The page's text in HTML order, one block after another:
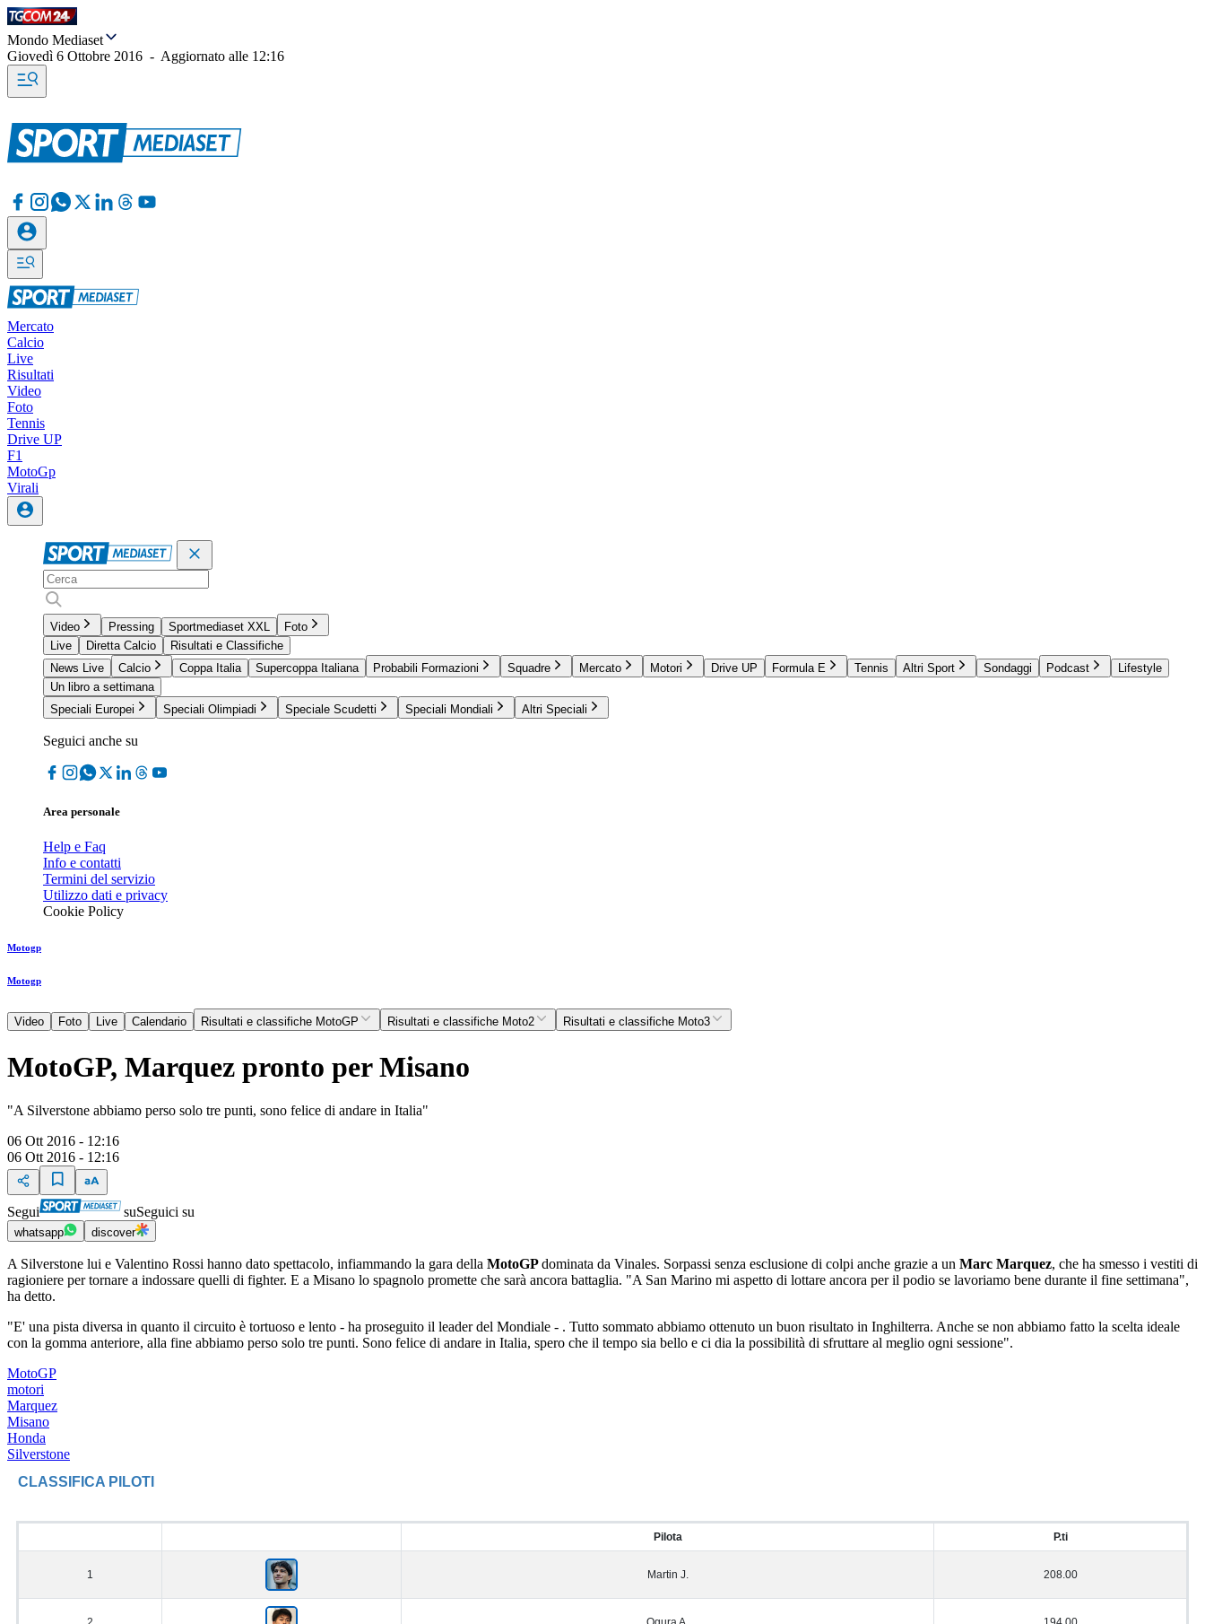
Mondo Mediaset
Giovedì 6 Ottobre 2016 - Aggiornato alle 12:16
Mercato
Calcio
Live
Risultati
Video
Foto
Tennis
Drive UP
F1
MotoGp
Virali
Video Pressing Sportmediaset XXL
Foto
Live
Diretta Calcio
Risultati e Classifiche
News Live
Calcio Coppa Italia Supercoppa Italiana Probabili Formazioni Squadre Mercato Motori Drive UP Formula E Tennis Altri Sport Sondaggi Podcast
Lifestyle
Un libro a settimana
Speciali Europei
Speciali Olimpiadi Speciale Scudetti Speciali Mondiali Altri Speciali
Seguici anche su
Area personale
Help e Faq
Info e contatti
Termini del servizio
Utilizzo dati e privacy
Cookie Policy
Motogp
Motogp
Video Foto Live Calendario Risultati e classifiche MotoGP Risultati e classifiche Moto2 Risultati e classifiche Moto3
MotoGP, Marquez pronto per Misano
"A Silverstone abbiamo perso solo tre punti, sono felice di andare in Italia"
06 Ott 2016 - 12:16
06 Ott 2016 - 12:16
Segui suSeguici su
whatsapp discover
A Silverstone lui e Valentino Rossi hanno dato spettacolo, infiammando la gara della MotoGPdominata da Vinales. Sorpassi senza esclusione di colpi anche grazie a un Marc Marquez, che ha smesso i vestiti di
ragioniere per tornare a indossare quelli di fighter. E a Misano lo spagnolo promette che sarà ancora battaglia. "A San Marino mi aspetto di lottare ancora per il podio se lavoriamo bene durante il fine settimana",
ha detto.
"E' una pista diversa in quanto il circuito è tortuoso e lento - ha proseguito il leader del Mondiale - . Tutto sommato abbiamo ottenuto un buon risultato in Inghilterra. Anche se non abbiamo fatto la scelta ideale
con la gomma anteriore, alla fine abbiamo perso solo tre punti. Sono felice di andare in Italia, spero che il tempo sia bello e ci dia la possibilità di sfruttare al meglio ogni sessione".
MotoGP
motori
Marquez
Misano
Honda
Silverstone